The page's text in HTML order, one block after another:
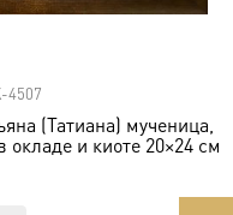
4507
(Татиана) мученица,
окладе и киоте 20×24 см